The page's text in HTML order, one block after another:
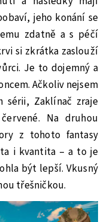
jeho konání se
zdatně a s péčí
si zkrátka zaslouží
Je to dojemný a
Ačkoliv nejsem
sérii, Zaklínač zraje
Na druhou
z tohoto fantasy
i kvantita – a to je
být lepší. Vkusný
třešničkou.